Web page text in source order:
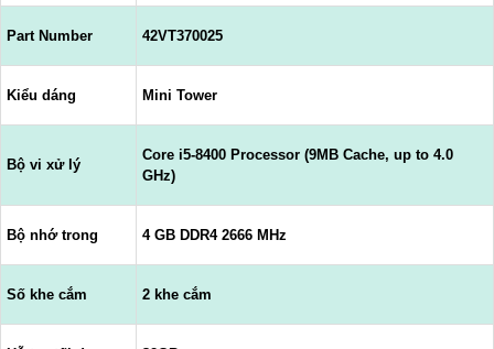
Part Number 42VT370025
Kiểu dáng Mini Tower
Bộ vi xử lý
Core i5-8400 Processor (9MB Cache, up to 4.0
GHz)
Bộ nhớ trong 4 GB DDR4 2666 MHz
Số khe cắm 2 khe cắm